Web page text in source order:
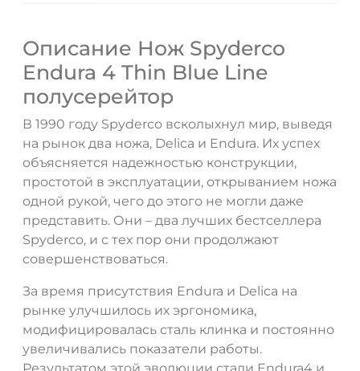
Описание Нож Spyderco
Endura 4 Thin Blue Line
полусерейтор
В 1990 году Spyderco всколыхнул мир, выведя
на рынок два ножа, Delica и Endura. Их успех
объясняется надежностью конструкции,
простотой в эксплуатации, открыванием ножа
одной рукой, чего до этого не могли даже
представить. Они – два лучших бестселлера
Spyderco, и с тех пор они продолжают
совершенствоваться.
За время присутствия Endura и Delica на
рынке улучшилось их эргономика,
модифицировалась сталь клинка и постоянно
увеличивались показатели работы.